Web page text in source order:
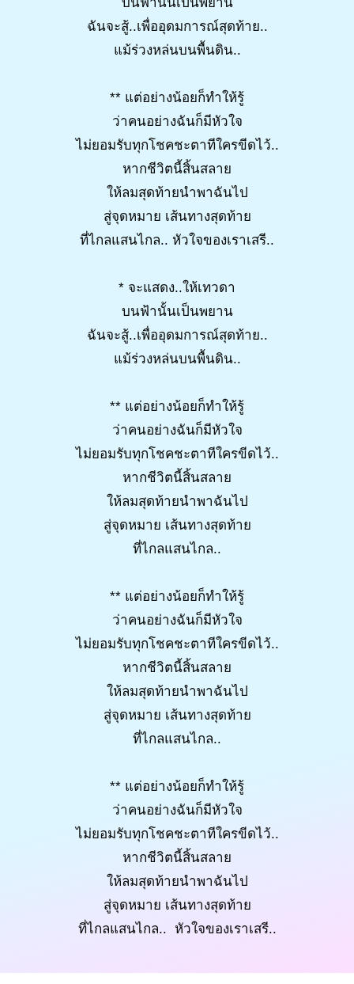
ฉันจะสู้..เพื่ออุดมการณ์สุดท้าย..
แม้ร่วงหล่นบนพื้นดิน..
** แต่อย่างน้อยก็ทำให้รู้
ว่าคนอย่างฉันก็มีหัวใจ
ไม่ยอมรับทุกโชคชะตาทีใครขีดไว้..
หากชีวิตนี้สิ้นสลาย
ให้ลมสุดท้ายนำพาฉันไป
สู่จุดหมาย เส้นทางสุดท้าย
ที่ไกลแสนไกล.. หัวใจของเราเสรี..
* จะแสดง..ให้เทวดา
บนฟ้านั้นเป็นพยาน
ฉันจะสู้..เพื่ออุดมการณ์สุดท้าย..
แม้ร่วงหล่นบนพื้นดิน..
** แต่อย่างน้อยก็ทำให้รู้
ว่าคนอย่างฉันก็มีหัวใจ
ไม่ยอมรับทุกโชคชะตาทีใครขีดไว้..
หากชีวิตนี้สิ้นสลาย
ให้ลมสุดท้ายนำพาฉันไป
สู่จุดหมาย เส้นทางสุดท้าย
ที่ไกลแสนไกล..
** แต่อย่างน้อยก็ทำให้รู้
ว่าคนอย่างฉันก็มีหัวใจ
ไม่ยอมรับทุกโชคชะตาทีใครขีดไว้..
หากชีวิตนี้สิ้นสลาย
ให้ลมสุดท้ายนำพาฉันไป
สู่จุดหมาย เส้นทางสุดท้าย
ที่ไกลแสนไกล..
** แต่อย่างน้อยก็ทำให้รู้
ว่าคนอย่างฉันก็มีหัวใจ
ไม่ยอมรับทุกโชคชะตาทีใครขีดไว้..
หากชีวิตนี้สิ้นสลาย
ให้ลมสุดท้ายนำพาฉันไป
สู่จุดหมาย เส้นทางสุดท้าย
ที่ไกลแสนไกล.. หัวใจของเราเสรี..